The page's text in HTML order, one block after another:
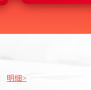
明细>